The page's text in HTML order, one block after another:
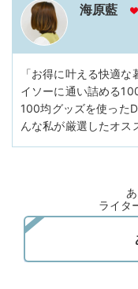
海原藍
「お得に叶える快適
イソーに通い詰める
100均グッズを使った
んな私が厳選したオ
ライタ